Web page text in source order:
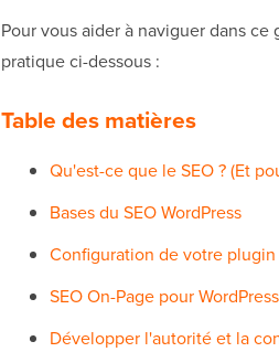
Pour vous aider à naviguer dans
pratique ci-dessous :
Table des matières
Qu'est-ce que le SEO ? (Et
Bases du SEO WordPress
Configuration de votre plugin
SEO On-Page pour WordPress
Développer l'autorité et la